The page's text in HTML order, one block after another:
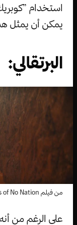
استخدام
يمكن أن يمثل
البرتقالي:
من فيلم Beasts of No Nation
على الرغم من